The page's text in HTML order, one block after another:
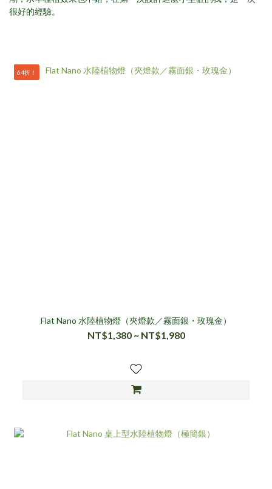
很好的經驗。
64折！
Flat Nano 水陸植物燈（夾燈款／霧面銀・玫瑰金）
NT$1,380 ~ NT$1,980